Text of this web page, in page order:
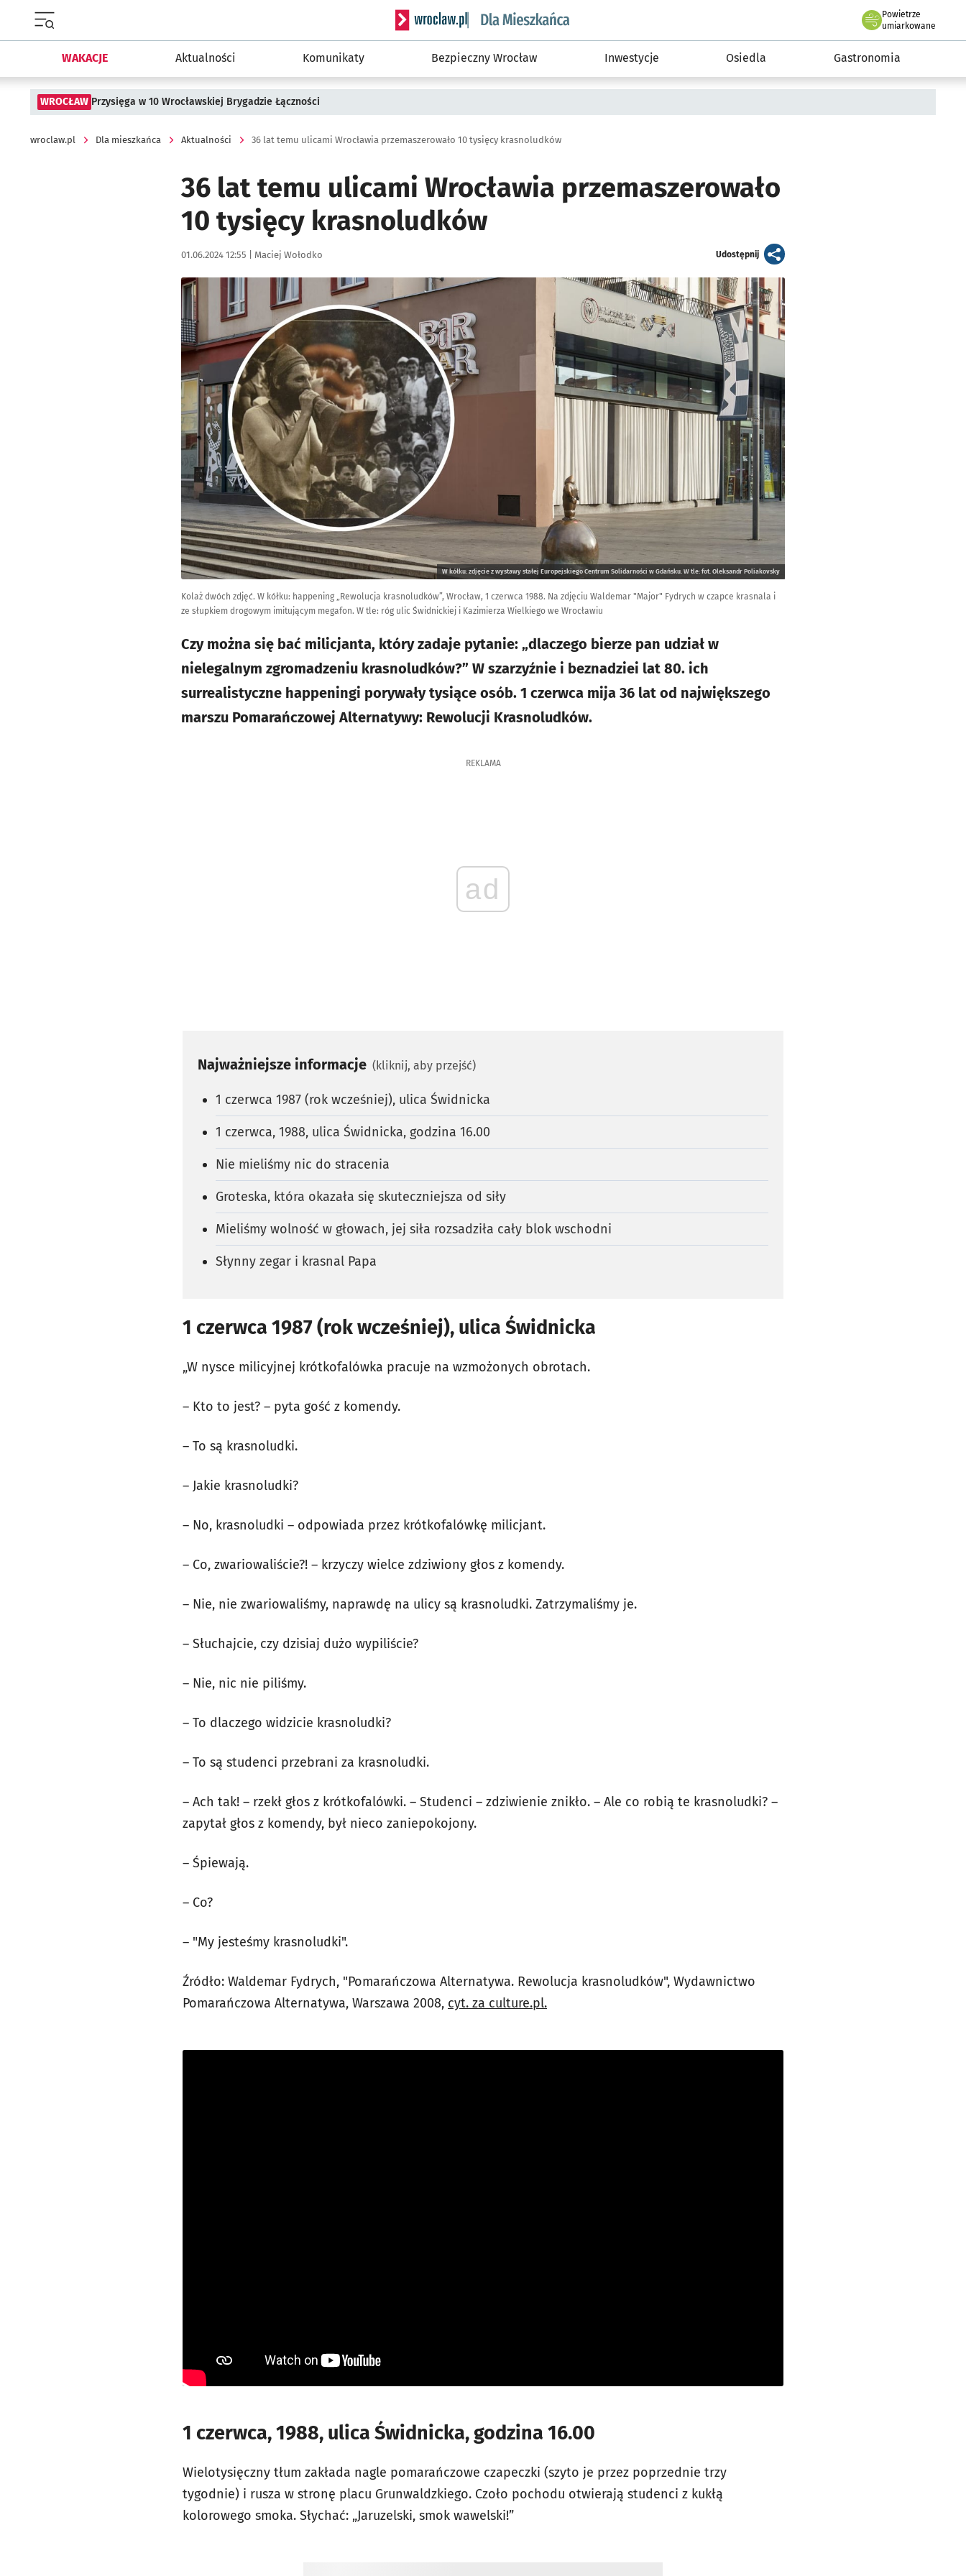
Serwis informacyjny wroclaw.pl podserwis: Dla mieszkańca
Powietrze
we Wrocławiu
umiarkowane
WAKACJE Aktualności Komunikaty Bezpieczny Wrocław Inwestycje Osiedla Gastronomia
WROCŁAW Przysięga w 10 Wrocławskiej Brygadzie Łączności
wroclaw.pl Dla mieszkańca Aktualności 36 lat temu ulicami Wrocławia przemaszerowało 10 tysięcy krasnoludków
36 lat temu ulicami Wrocławia przemaszerowało
10 tysięcy krasnoludków
Data publikacji:
01.06.2024 12:55 | Autor:
Maciej Wołodko Udostępnijartykuł
Kliknij, aby powiększyć
W kółku: zdjęcie z wystawy stałej Europejskiego Centrum Solidarności w Gdańsku. W tle: fot. Oleksandr Poliakovsky
Kolaż dwóch zdjęć. W kółku: happening „Rewolucja krasnoludków”, Wrocław, 1 czerwca 1988. Na zdjęciu Waldemar "Major" Fydrych w czapce krasnala i
ze słupkiem drogowym imitującym megafon. W tle: róg ulic Świdnickiej i Kazimierza Wielkiego we Wrocławiu
Czy można się bać milicjanta, który zadaje pytanie: „dlaczego bierze pan udział w
nielegalnym zgromadzeniu krasnoludków?” W szarzyźnie i beznadziei lat 80. ich
surrealistyczne happeningi porywały tysiące osób. 1 czerwca mija 36 lat od największego
marszu Pomarańczowej Alternatywy: Rewolucji Krasnoludków.
REKLAMA
ad
Najważniejsze informacje (kliknij, aby przejść)
1 czerwca 1987 (rok wcześniej), ulica Świdnicka
1 czerwca, 1988, ulica Świdnicka, godzina 16.00
Nie mieliśmy nic do stracenia
Groteska, która okazała się skuteczniejsza od siły
Mieliśmy wolność w głowach, jej siła rozsadziła cały blok wschodni
Słynny zegar i krasnal Papa
1 czerwca 1987 (rok wcześniej), ulica Świdnicka
„W nysce milicyjnej krótkofalówka pracuje na wzmożonych obrotach.
– Kto to jest? – pyta gość z komendy.
– To są krasnoludki.
– Jakie krasnoludki?
– No, krasnoludki – odpowiada przez krótkofalówkę milicjant.
– Co, zwariowaliście?! – krzyczy wielce zdziwiony głos z komendy.
– Nie, nie zwariowaliśmy, naprawdę na ulicy są krasnoludki. Zatrzymaliśmy je.
– Słuchajcie, czy dzisiaj dużo wypiliście?
– Nie, nic nie piliśmy.
– To dlaczego widzicie krasnoludki?
– To są studenci przebrani za krasnoludki.
– Ach tak! – rzekł głos z krótkofalówki. – Studenci – zdziwienie znikło. – Ale co robią te krasnoludki? –
zapytał głos z komendy, był nieco zaniepokojony.
– Śpiewają.
– Co?
– "My jesteśmy krasnoludki".
Źródło: Waldemar Fydrych, "Pomarańczowa Alternatywa. Rewolucja krasnoludków", Wydawnictwo
Pomarańczowa Alternatywa, Warszawa 2008, cyt. za culture.pl.
1 czerwca, 1988, ulica Świdnicka, godzina 16.00
Wielotysięczny tłum zakłada nagle pomarańczowe czapeczki (szyto je przez poprzednie trzy
tygodnie) i rusza w stronę placu Grunwaldzkiego. Czoło pochodu otwierają studenci z kukłą
kolorowego smoka. Słychać: „Jaruzelski, smok wawelski!”